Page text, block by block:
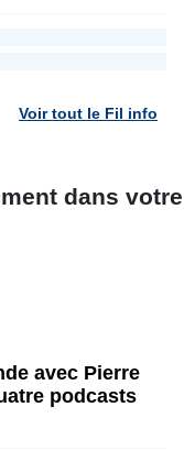
Voir tout le Fil info
dans votre
avec Pierre
podcasts